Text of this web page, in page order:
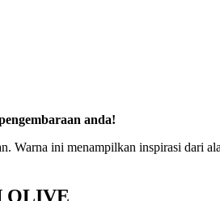
anda!
Warna ini menampilkan inspirasi dari
OLIVE